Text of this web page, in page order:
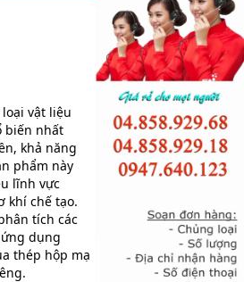
vật liệu
biến nhất
khả năng
phẩm này
lĩnh vực
khí chế tạo.
tích các
dụng
thép hộp mạ